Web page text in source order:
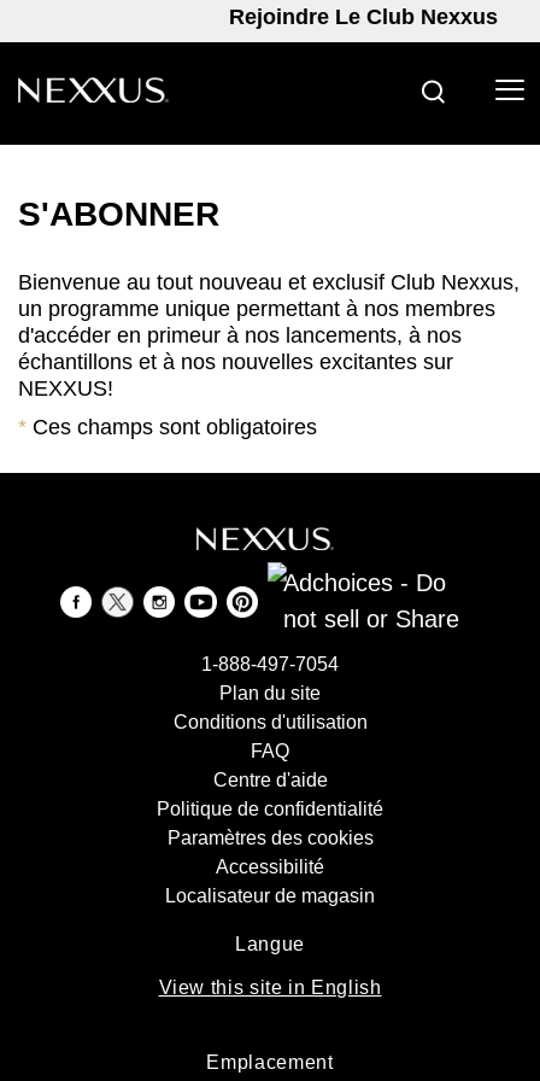
Rejoindre Le Club Nexxus
S'ABONNER
Bienvenue au tout nouveau et exclusif Club Nexxus,
un programme unique permettant à nos membres
d'accéder en primeur à nos lancements, à nos
échantillons et à nos nouvelles excitantes sur
NEXXUS!
* Ces champs sont obligatoires
Adchoices - Do
not sell or Share
1-888-497-7054
Plan du site
Conditions d'utilisation
FAQ
Centre d'aide
Politique de confidentialité
Paramètres des cookies
Accessibilité
Localisateur de magasin
Langue
View this site in English
Emplacement